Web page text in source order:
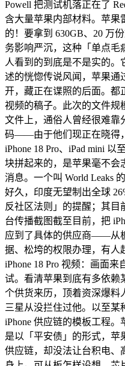
Powell 把测试机落正在了
含大量苹果内部材料。苹果
的！要拿到 630GB、20 万
务影响严沉，这种「单点毛
人看到的到底是不是实的
述的恍惚传说风闻，苹果通
开，藏正在谍照的后面。都
视频的稿子。此次的文件规
文件上，通俗人曾经很难靠
码——由于他们现正在晓得
iPhone 18 Pro、iPad mini 以
块拼起来的，是苹果毫不会
消息。一个叫 World Leaks
好久，印度无望制出全球
反社区法则」的提醒；其
台传播截图截至目前，把
应到了具体的供应商——从
据、松垮的权限办理，有人
iPhone 18 Pro 视频：画面
试。看清苹果到底有多依
个供货来历，顶着资深爆料
三星从没拦住过他。以至某
iPhone 供应链的模板工程
是以「平安债」的形式，苹
供应链，却没法让台积电、